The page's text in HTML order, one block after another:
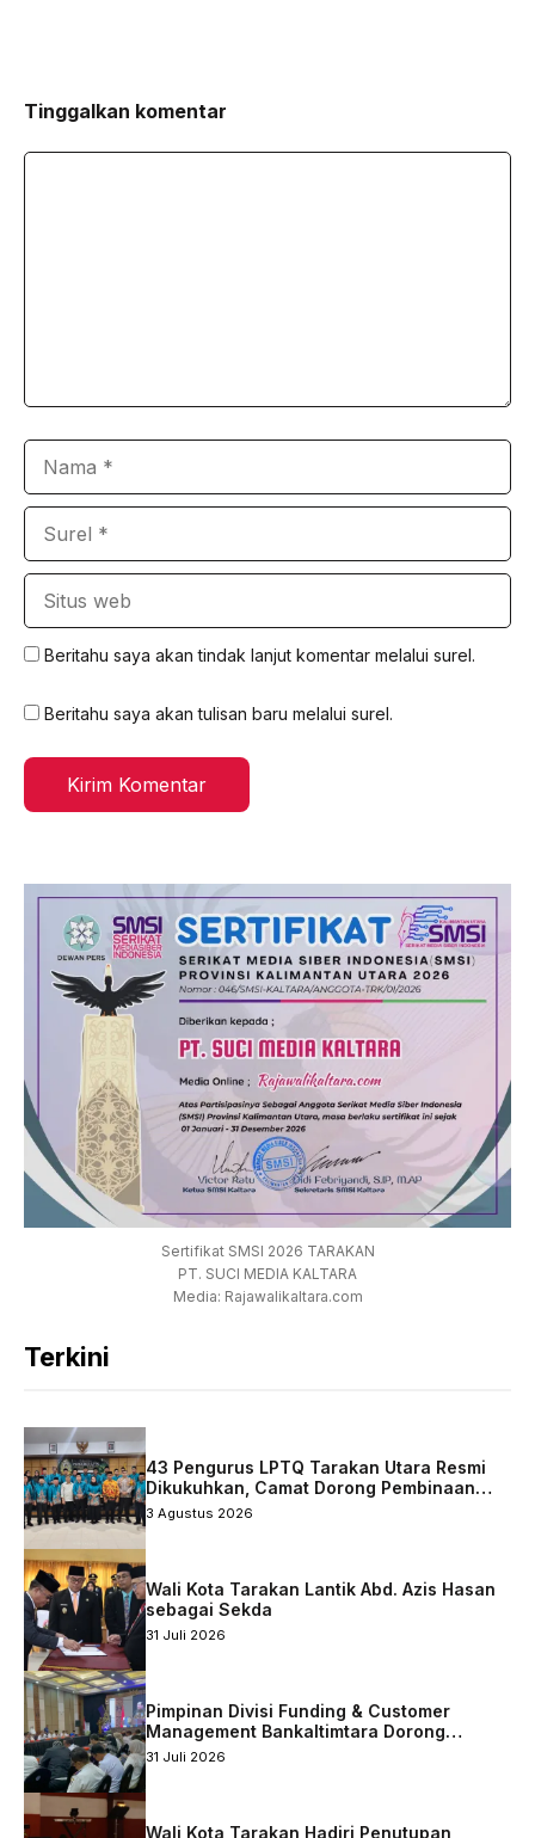
Tinggalkan komentar
Beritahu saya akan tindak lanjut komentar melalui surel.
Beritahu saya akan tulisan baru melalui surel.
Sertifikat SMSI 2026 TARAKAN
PT. SUCI MEDIA KALTARA
Media: Rajawalikaltara.com
Terkini
43 Pengurus LPTQ Tarakan Utara Resmi
Dikukuhkan, Camat Dorong Pembinaan
Qurani Berkelanjutan
3 Agustus 2026
Wali Kota Tarakan Lantik Abd. Azis Hasan
sebagai Sekda
31 Juli 2026
Pimpinan Divisi Funding & Customer
Management Bankaltimtara Dorong
Percepatan Digitalisasi Keuangan di Kota
31 Juli 2026
Wali Kota Tarakan Hadiri Penutupan